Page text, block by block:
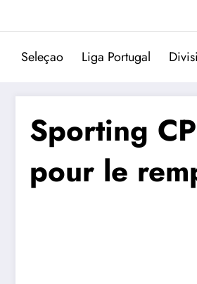
Seleçao Liga Portugal
Sporting
pour le